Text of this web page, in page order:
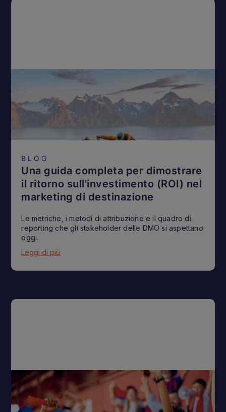
BLOG
Una guida completa per dimostrare
il ritorno sull'investimento (ROI) nel
marketing di destinazione
Le metriche, i metodi di attribuzione e il quadro di
reporting che gli stakeholder delle DMO si aspettano
oggi.
Leggi di più